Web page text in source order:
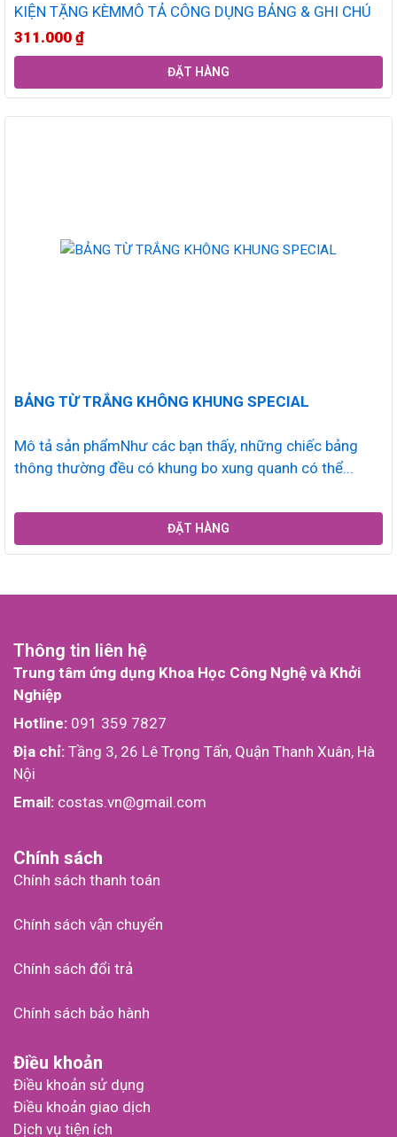
KIỆN TẶNG KÈMMÔ TẢ CÔNG DỤNG BẢNG & GHI CHÚ
311.000 ₫
ĐẶT HÀNG
BẢNG TỪ TRẮNG KHÔNG KHUNG SPECIAL
Mô tả sản phẩmNhư các bạn thấy, những chiếc bảng
thông thường đều có khung bo xung quanh có thể...
ĐẶT HÀNG
Thông tin liên hệ
Trung tâm ứng dụng Khoa Học Công Nghệ và Khởi
Nghiệp
Hotline: 091 359 7827
Địa chỉ: Tầng 3, 26 Lê Trọng Tấn, Quận Thanh Xuân, Hà
Nội
Email: costas.vn@gmail.com
Chính sách
Chính sách thanh toán
Chính sách vận chuyển
Chính sách đổi trả
Chính sách bảo hành
Điều khoản
Điều khoản sử dụng
Điều khoản giao dịch
Dịch vụ tiện ích